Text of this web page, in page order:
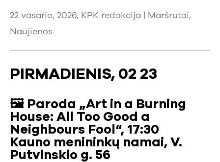
22 vasario, 2026, KPK redakcija | Maršrutai,
Naujienos
PIRMADIENIS, 02 23
🖼️ Paroda „Art in a Burning
House: All Too Good a
Neighbours Fool“, 17:30
Kauno menininkų namai, V.
Putvinskio g. 56